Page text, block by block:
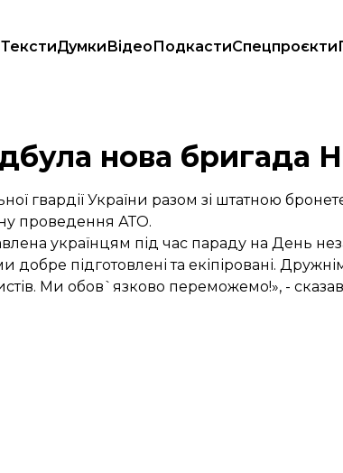
ТекстиДумкиВідеоПодкастиСпецпроєкти
нова бригада
гвардії України разом зі штатною
проведення АТО.
українцям під час параду на День
добре підготовлені та екіпіровані.
Ми обов`язково переможемо!», -